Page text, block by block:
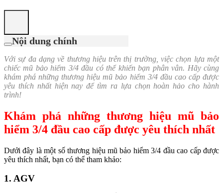
Nội dung chính
Với sự đa dạng về thương hiệu trên thị trường, việc chọn lựa một
chiếc mũ bảo hiểm 3/4 đầu có thể khiến bạn phân vân. Hãy cùng
khám phá những thương hiệu mũ bảo hiểm 3/4 đầu cao cấp được
yêu thích nhất hiện nay để tìm ra lựa chọn hoàn hảo cho hành
trình!
Khám phá những thương hiệu mũ bảo
hiểm 3/4 đầu cao cấp được yêu thích nhất
Dưới đây là một số thương hiệu mũ bảo hiểm 3/4 đầu cao cấp được
yêu thích nhất, bạn có thể tham khảo:
1. AGV